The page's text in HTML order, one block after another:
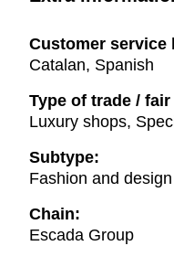
Customer service
Catalan, Spanish
Type of trade /
Luxury shops,
Subtype:
Fashion and
Chain:
Escada Group